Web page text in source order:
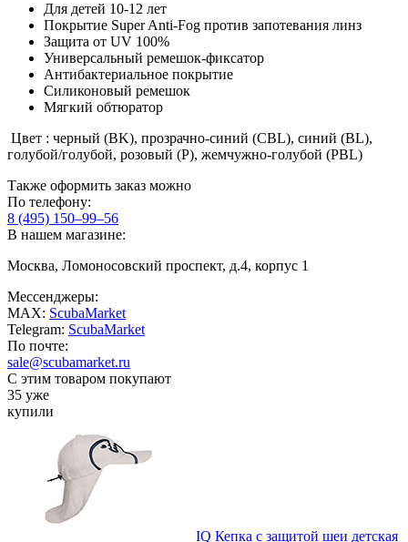
Для детей 10-12 лет
Покрытие Super Anti-Fog против запотевания линз
Защита от UV 100%
Универсальный ремешок-фиксатор
Антибактериальное покрытие
Силиконовый ремешок
Мягкий обтюратор
Цвет : черный (BK), прозрачно-синий (CBL), синий (BL),
голубой/голубой, розовый (P), жемчужно-голубой (PBL)
Также оформить заказ можно
По телефону:
8 (495) 150–99–56
В нашем магазине:
Москва, Ломоносовский проспект, д.4, корпус 1
Мессенджеры:
MAX: ScubaMarket
Telegram: ScubaMarket
По почте:
sale@scubamarket.ru
С этим товаром покупают
35 уже
купили
IQ Кепка с защитой шеи детская